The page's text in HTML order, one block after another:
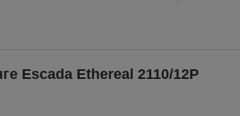
Escada Ethereal 2110/12P